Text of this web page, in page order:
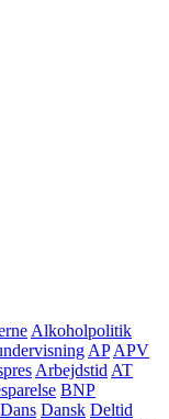
Alkoholpolitik
AP APV
Arbejdstid AT
BNP
Dans Dansk Deltid